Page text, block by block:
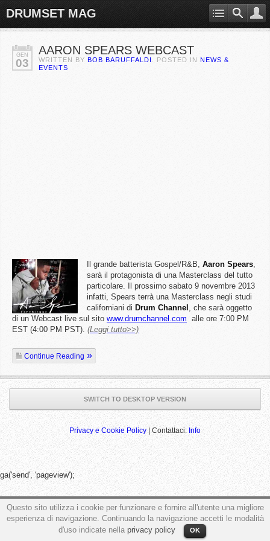
DRUMSET MAG
GEN
03
AARON SPEARS WEBCAST
WRITTEN BY BOB BARUFFALDI . POSTED IN NEWS &
EVENTS
Il grande batterista Gospel/R&B, Aaron Spears,
sarà il protagonista di una Masterclass del tutto
particolare. Il prossimo sabato 9 novembre 2013
infatti, Spears terrà una Masterclass negli studi
californiani di Drum Channel , che sarà oggetto
di un Webcast live sul sito www.drumchannel.com alle ore 7:00 PM
EST (4:00 PM PST). (Leggi tutto>>)
Continue Reading
SWITCH TO DESKTOP VERSION
Privacy e Cookie Policy| Contattaci: Info
Questo sito utilizza i cookie per funzionare e fornire all'utente una migliore
esperienza di navigazione. Continuando la navigazione accetti le modalità
d'uso indicate nella privacy policy OK
ga('send', 'pageview');